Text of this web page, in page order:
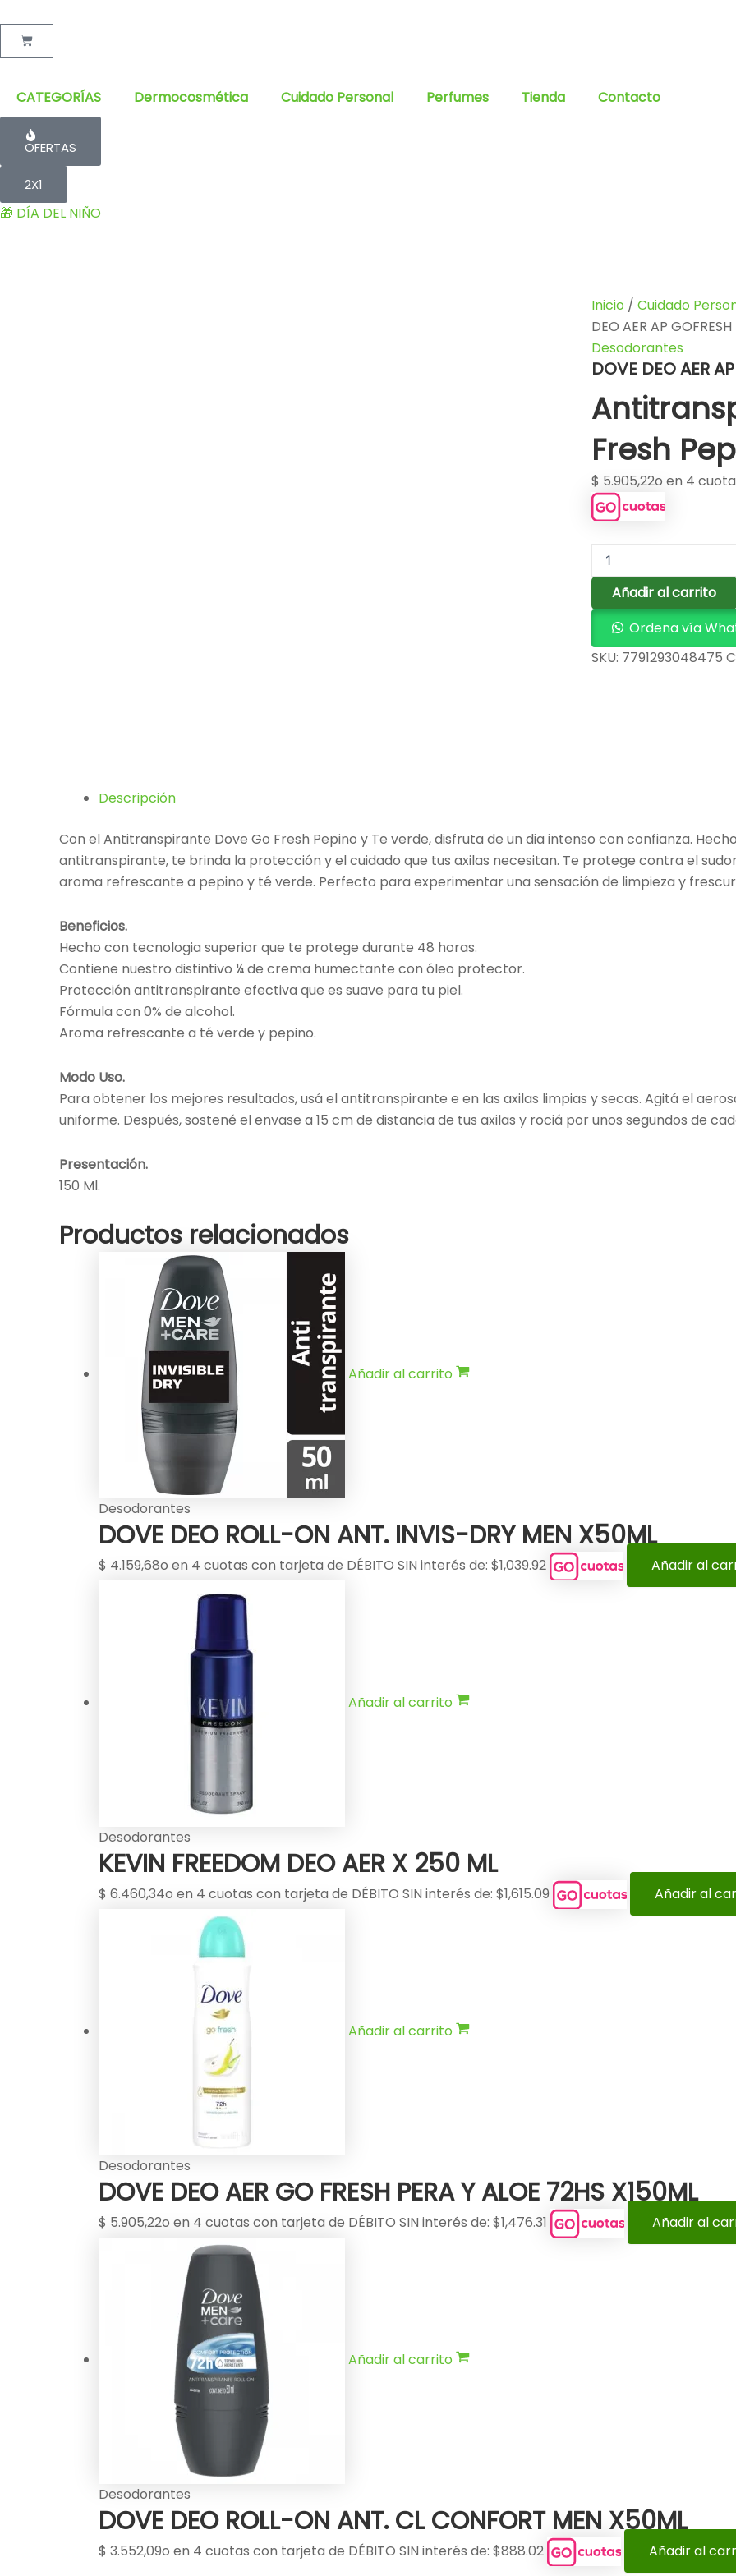
Cart
CATEGORÍAS Dermocosmética Cuidado Personal Perfumes Tienda Contacto
OFERTAS
2X1
🎁 DÍA DEL NIÑO
Inicio / Cuidado
DEO AER AP
Desodorantes
DOVE DEO AER
Fresh
$ 5.905,22o en 4
Añadir al carrito
Ordena vía
SKU: 7791293048475
Descripción
Con el Antitranspirante Dove Go Fresh Pepino y Te verde, disfruta de un dia intenso con confianza.
antitranspirante, te brinda la protección y el cuidado que tus axilas necesitan. Te protege contra el
aroma refrescante a pepino y té verde. Perfecto para experimentar una sensación de limpieza y
Beneficios.
Hecho con tecnologia superior que te protege durante 48 horas.
Contiene nuestro distintivo ¼ de crema humectante con óleo protector.
Protección antitranspirante efectiva que es suave para tu piel.
Fórmula con 0% de alcohol.
Aroma refrescante a té verde y pepino.
Modo Uso.
Para obtener los mejores resultados, usá el antitranspirante e en las axilas limpias y secas. Agitá el
uniforme. Después, sostené el envase a 15 cm de distancia de tus axilas y rociá por unos segundos de
Presentación.
150 Ml.
Productos relacionados
Añadir al carrito
Desodorantes
DOVE DEO ROLL-ON ANT. INVIS-DRY MEN X50ML
$ 4.159,68o en 4 cuotas con tarjeta de DÉBITO SIN interés de: $1,039.92 Añadir al
Añadir al carrito
Desodorantes
KEVIN FREEDOM DEO AER X 250 ML
$ 6.460,34o en 4 cuotas con tarjeta de DÉBITO SIN interés de: $1,615.09 Añadir al
Añadir al carrito
Desodorantes
DOVE DEO AER GO FRESH PERA Y ALOE 72HS X150ML
$ 5.905,22o en 4 cuotas con tarjeta de DÉBITO SIN interés de: $1,476.31 Añadir al
Añadir al carrito
Desodorantes
DOVE DEO ROLL-ON ANT. CL CONFORT MEN X50ML
$ 3.552,09o en 4 cuotas con tarjeta de DÉBITO SIN interés de: $888.02 Añadir al